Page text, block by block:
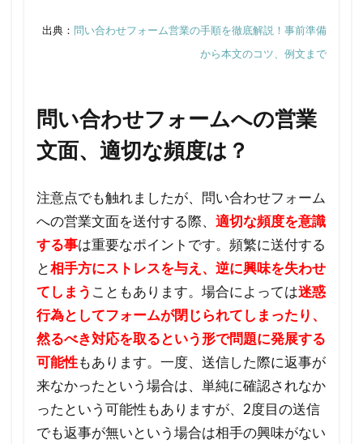
メリ
問
い
合
せ
フ
ォ
ー
ム
へ
の
営
に
成
功
す
出典： 問い合わせフォーム営業の手順を徹底解説！事前準備
から本文のコツ、例文まで
問い合わせフォームへの営業
文面、適切な頻度は？
注意点でも触れましたが、問い合わせフォーム
への営業文面を送付する際、 適切な頻度を意識
する事は重要なポイントです。頻繁に送付する
と相手方にストレスを与え、逆に興味を失わせ
てしまう こともあります。場合によっては迷惑
行為としてフォームが閉じられてしまったり、
然るべき対応を取るという形で問題に発展する
可能性もあります。一度、送信した際に返事が
来なかったという場合は、単純に確認されなか
ったという可能性もありますが、2度目の送信
でも返事が無いという場合は相手の興味がない